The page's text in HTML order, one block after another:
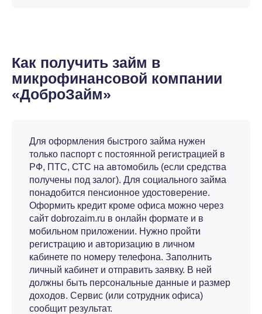
Как получить займ в
микрофинансовой компании
«ДоброЗайм»
Для оформления быстрого займа нужен
только паспорт с постоянной регистрацией в
РФ, ПТС, СТС на автомобиль (если средства
получены под залог). Для социального займа
понадобится пенсионное удостоверение.
Оформить кредит кроме офиса можно через
сайт dobrozaim.ru в онлайн формате и в
мобильном приложении. Нужно пройти
регистрацию и авторизацию в личном
кабинете по номеру телефона. Заполнить
личный кабинет и отправить заявку. В ней
должны быть персональные данные и размер
доходов. Сервис (или сотрудник офиса)
сообщит результат.